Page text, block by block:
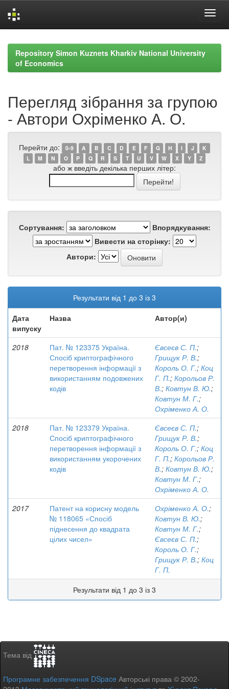
navigationRepository Simon Kuznets Kharkiv National University
of Economics
Перегляд зібрання за групою
- Автори Охріменко А. О.
Перейти до: 0-9 A B C D E F G H I J
K
L
M N O P Q R S T U V W X Y Z
або ж введіть декілька перших літер:
Сортування:
Впорядкування:
Вивести на сторінку:
Автори:
Результати від 1 до 3 із 3
Дата
випуску
Назва Автор(и)
2018
Пат. № 123375 Україна.
Спосіб криптографічного
перетворення інформації з
використанням подовжених
кодів
Євсеєв С. П.;
Грищук Р. В.;
Король О. Г.; Коц
Г. П.; Корольов Р.
В.; Ковтун В. Ю.;
Ковтун М. Г.;
Охріменко А. О.
2018
Пат. № 123379 Україна.
Спосіб криптографічного
перетворення інформації з
використанням укорочених
кодів
Євсеєв С. П.;
Грищук Р. В.;
Король О. Г.; Коц
Г. П.; Корольов Р.
В.; Ковтун В. Ю.;
Ковтун М. Г.;
Охріменко А. О.
2017
Патент на корисну модель
№ 118065 «Спосіб
піднесення до квадрата
цілих чисел»
Охріменко А. О.;
Ковтун В. Ю.;
Ковтун М. Г.;
Євсеєв С. П.;
Король О. Г.;
Грищук Р. В.; Коц
Г. П.
Результати від 1 до 3 із 3
Тема від
Програмне забезпечення DSpace Авторські права © 2002-